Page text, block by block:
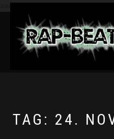
aaa
TAG: 24.